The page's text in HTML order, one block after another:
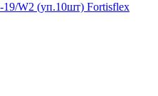
W2 (уп.10шт) Fortisflex